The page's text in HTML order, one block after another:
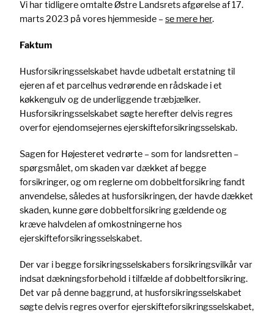
Vi har tidligere omtalte Østre Landsrets afgørelse af 17.
marts 2023 på vores hjemmeside –se mere her.
Faktum
Husforsikringsselskabet havde udbetalt erstatning til
ejeren af et parcelhus vedrørende en rådskade i et
køkkengulv og de underliggende træbjælker.
Husforsikringsselskabet søgte herefter delvis regres
overfor ejendomsejernes ejerskifteforsikringsselskab.
Sagen for Højesteret vedrørte – som for landsretten –
spørgsmålet, om skaden var dækket af begge
forsikringer, og om reglerne om dobbeltforsikring fandt
anvendelse, således at husforsikringen, der havde dækket
skaden, kunne gøre dobbeltforsikring gældende og
kræve halvdelen af omkostningerne hos
ejerskifteforsikringsselskabet.
Der var i begge forsikringsselskabers forsikringsvilkår var
indsat dækningsforbehold i tilfælde af dobbeltforsikring.
Det var på denne baggrund, at husforsikringsselskabet
søgte delvis regres overfor ejerskifteforsikringsselskabet,